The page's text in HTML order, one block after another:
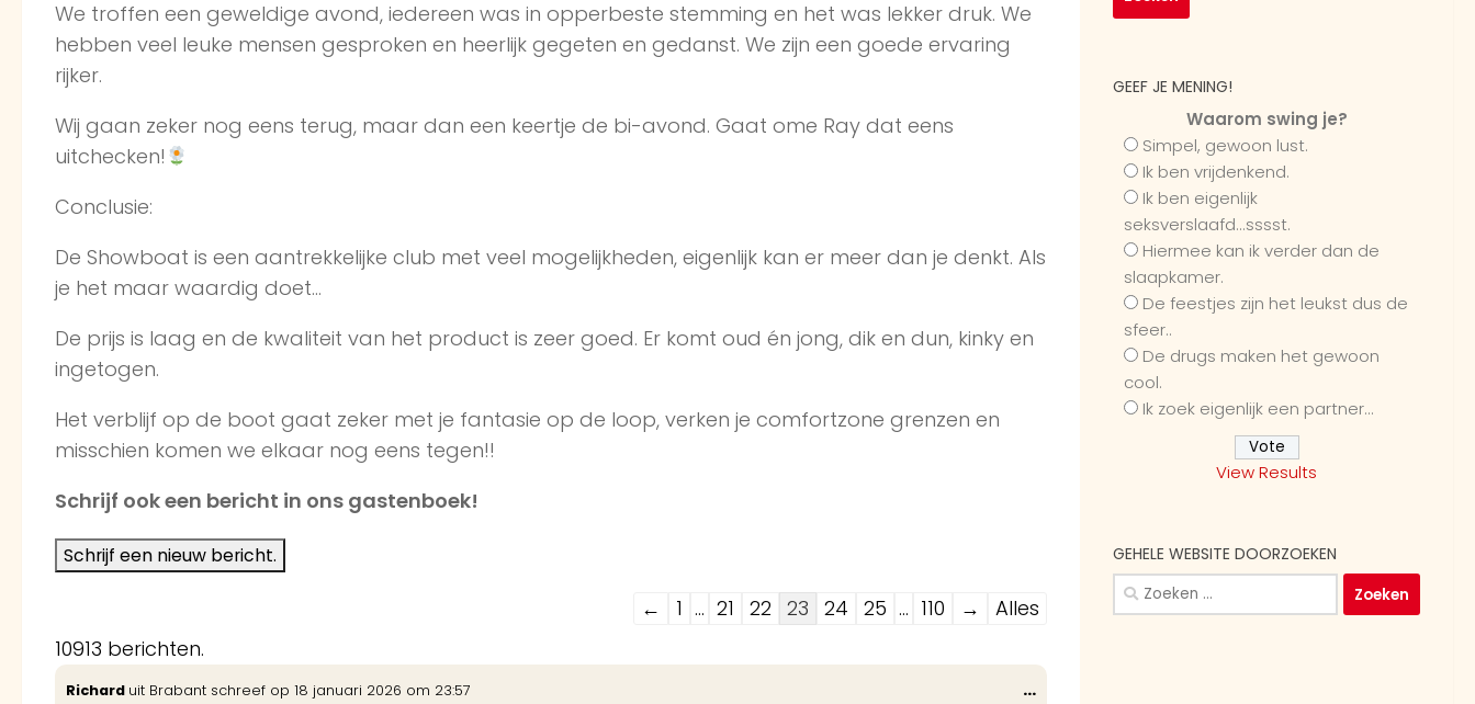
We troffen een geweldige avond, iedereen was in opperbeste stemming en het was lekker druk. We
hebben veel leuke mensen gesproken en heerlijk gegeten en gedanst. We zijn een goede ervaring
rijker.
Wij gaan zeker nog eens terug, maar dan een keertje de bi-avond. Gaat ome Ray dat eens
uitchecken!
Conclusie:
De Showboat is een aantrekkelijke club met veel mogelijkheden, eigenlijk kan er meer dan je denkt. Als
je het maar waardig doet…
De prijs is laag en de kwaliteit van het product is zeer goed. Er komt oud én jong, dik en dun, kinky en
ingetogen.
Het verblijf op de boot gaat zeker met je fantasie op de loop, verken je comfortzone grenzen en
misschien komen we elkaar nog eens tegen!!
Schrijf ook een bericht in ons gastenboek!
Navigatie
de
← 1 ... 21 22 23 24 25 ... 110 →
Alles
10913 berichten.
Richard uit Brabant schreef op 18 januari 2026 om 23:57 ...Wissel
GEEF JE MENING!
Waarom swing je?
Simpel, gewoon lust.
Ik ben vrijdenkend.
Ik ben eigenlijk
seksverslaafd...sssst.
Hiermee kan ik verder dan de
slaapkamer.
De feestjes zijn het leukst dus de
sfeer..
De drugs maken het gewoon
cool.
Ik zoek eigenlijk een partner...
View Results
GEHELE WEBSITE DOORZOEKEN
Zoeken
naar: